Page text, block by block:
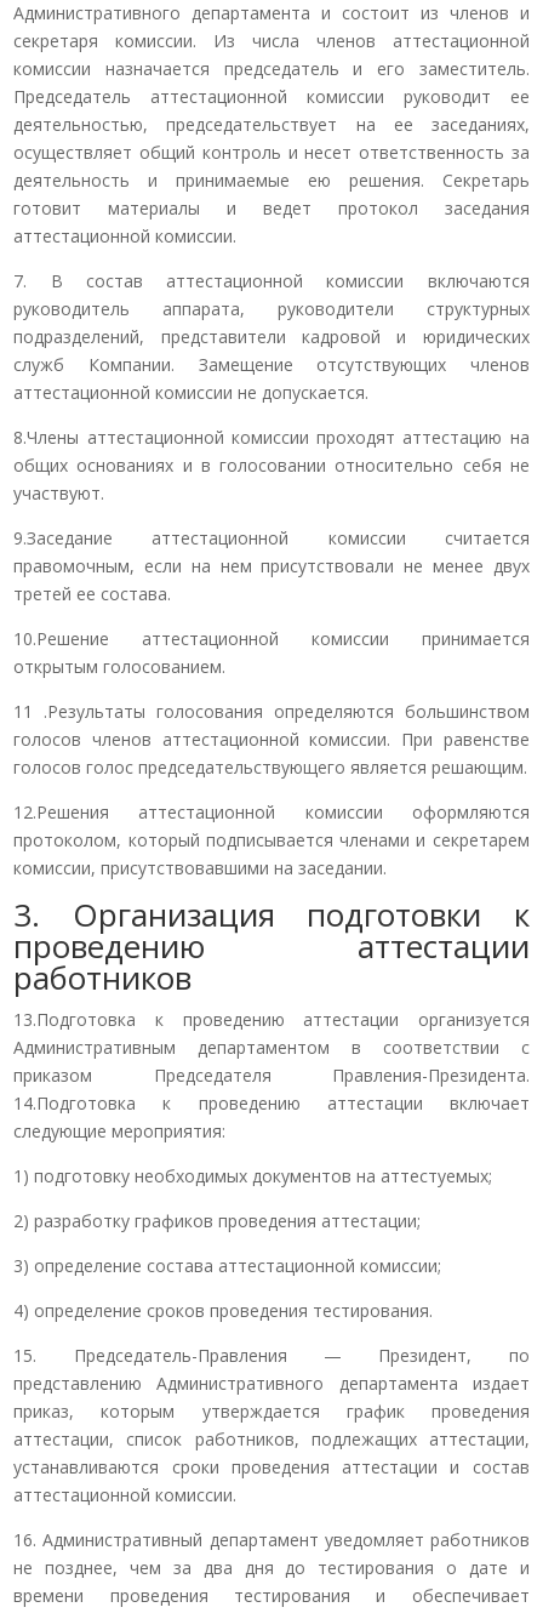
Административного департамента и состоит из членов и
секретаря комиссии. Из числа членов аттестационной
комиссии назначается председатель и его заместитель.
Председатель аттестационной комиссии руководит ее
деятельностью, председательствует на ее заседаниях,
осуществляет общий контроль и несет ответственность за
деятельность и принимаемые ею решения. Секретарь
готовит материалы и ведет протокол заседания
аттестационной комиссии.
7. В состав аттестационной комиссии включаются
руководитель аппарата, руководители структурных
подразделений, представители кадровой и юридических
служб Компании. Замещение отсутствующих членов
аттестационной комиссии не допускается.
8.Члены аттестационной комиссии проходят аттестацию на
общих основаниях и в голосовании относительно себя не
участвуют.
9.Заседание аттестационной комиссии считается
правомочным, если на нем присутствовали не менее двух
третей ее состава.
10.Решение аттестационной комиссии принимается
открытым голосованием.
11 .Результаты голосования определяются большинством
голосов членов аттестационной комиссии. При равенстве
голосов голос председательствующего является решающим.
12.Решения аттестационной комиссии оформляются
протоколом, который подписывается членами и секретарем
комиссии, присутствовавшими на заседании.
3. Организация подготовки к
проведению аттестации
работников
13.Подготовка к проведению аттестации организуется
Административным департаментом в соответствии с
приказом Председателя Правления-Президента.
14.Подготовка к проведению аттестации включает
следующие мероприятия:
1) подготовку необходимых документов на аттестуемых;
2) разработку графиков проведения аттестации;
3) определение состава аттестационной комиссии;
4) определение сроков проведения тестирования.
15. Председатель-Правления — Президент, по
представлению Административного департамента издает
приказ, которым утверждается график проведения
аттестации, список работников, подлежащих аттестации,
устанавливаются сроки проведения аттестации и состав
аттестационной комиссии.
16. Административный департамент уведомляет работников
не позднее, чем за два дня до тестирования о дате и
времени проведения тестирования и обеспечивает